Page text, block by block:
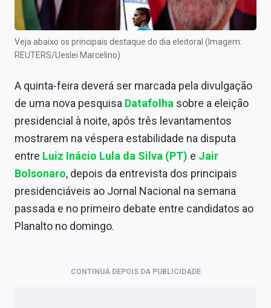
Central de Fundos Imobiliários
Central dos IPOs
Renda Fixa
Finanças Pessoais
Economia
Brasil
Política
Veja abaixo os principais destaque do dia eleitoral (Imagem:
REUTERS/Ueslei Marcelino)
A quinta-feira deverá ser marcada pela divulgação
de uma nova pesquisa Datafolha sobre a eleição
presidencial à noite, após três levantamentos
mostrarem na véspera estabilidade na disputa
entre Luiz Inácio Lula da Silva (PT) e Jair
Bolsonaro, depois da entrevista dos principais
presidenciáveis ao Jornal Nacional na semana
passada e no primeiro debate entre candidatos ao
Planalto no domingo.
CONTINUA DEPOIS DA PUBLICIDADE